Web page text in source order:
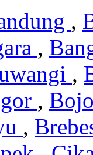
,
,
,
,
,